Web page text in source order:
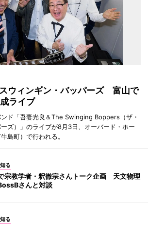
ウィンギン・バッパーズ 富山で
ライブ
ド「吾妻光良＆The Swinging Boppers（ザ・
ズ）」のライブが8月3日、オーバード・ホー
島町）で行われる。
る
宗教学者・釈徹宗さんトーク企画 天文物理
さんと対談
る